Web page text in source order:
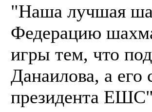
"Наша лучшая
Федерацию
игры тем, что
Данаилова, а его
президента